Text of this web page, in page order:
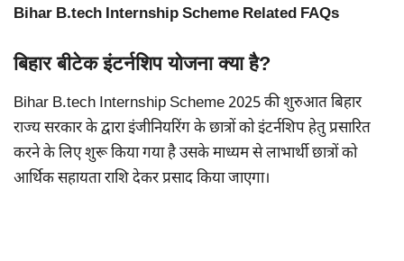
Bihar B.tech Internship Scheme Related FAQs
बिहार बीटेक इंटर्नशिप योजना क्या है?
Bihar B.tech Internship Scheme 2025 की शुरुआत बिहार
राज्य सरकार के द्वारा इंजीनियरिंग के छात्रों को इंटर्नशिप हेतु प्रसारित
करने के लिए शुरू किया गया है उसके माध्यम से लाभार्थी छात्रों को
आर्थिक सहायता राशि देकर प्रसाद किया जाएगा।